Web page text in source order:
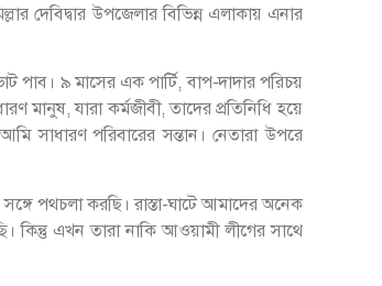
দেবিদ্বার উপজেলার বিভিন্ন এলাকায় এনার
৯ মাসের এক পার্টি, বাপ-দাদার পরিচয়
মানুষ, যারা কর্মজীবী, তাদের প্রতিনিধি হয়ে
পরিবারের সন্তান। নেতারা উপরে
পথচলা করছি। রাস্তা-ঘাটে আমাদের অনেক
কিন্তু এখন তারা নাকি আওয়ামী লীগের সাথে